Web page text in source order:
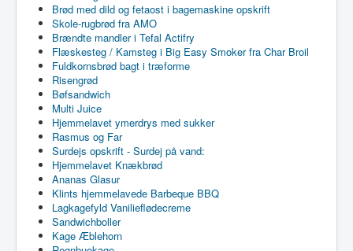
Brød med dild og fetaost i bagemaskine opskrift
Skole-rugbrød fra AMO
Brændte mandler i Tefal Actifry
Flæskesteg / Kamsteg i Big Easy Smoker fra Char Broil
Fuldkornsbrød bagt i træforme
Risengrød
Bøfsandwich
Multi Juice
Hjemmelavet ymerdrys med sukker
Rasmus og Far
Surdejs opskrift - Surdej på vand:
Hjemmelavet Knækbrød
Ananas Glasur
Klints hjemmelavede Barbeque BBQ
Lagkagefyld Vanilieflødecreme
Sandwichboller
Kage Æblehorn